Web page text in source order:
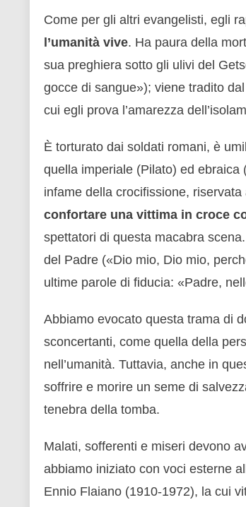
Come per gli altri evangelisti, egli
l’umanità vive. Ha paura della
sua preghiera sotto gli ulivi del
gocce di sangue»); viene tradito
cui egli prova l’amarezza
È torturato dai soldati romani, è
quella imperiale (Pilato) ed
infame della crocifissione,
confortare una vittima in croce
spettatori di questa macabra
del Padre («Dio mio, Dio mio,
ultime parole di fiducia: «Padre,
Abbiamo evocato questa trama di
sconcertanti, come quella della
nell’umanità. Tuttavia, anche in
soffrire e morire un seme di
tenebra della tomba.
Malati, sofferenti e miseri devono
abbiamo iniziato con voci esterne
Ennio Flaiano (1910-1972), la cui